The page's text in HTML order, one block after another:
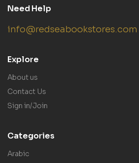
Need Help
info@redseabookstores.com
Explore
About us
Contact Us
Sign in/Join
Categories
Arabic